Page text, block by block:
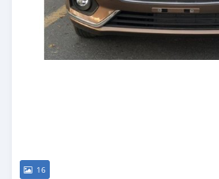
16